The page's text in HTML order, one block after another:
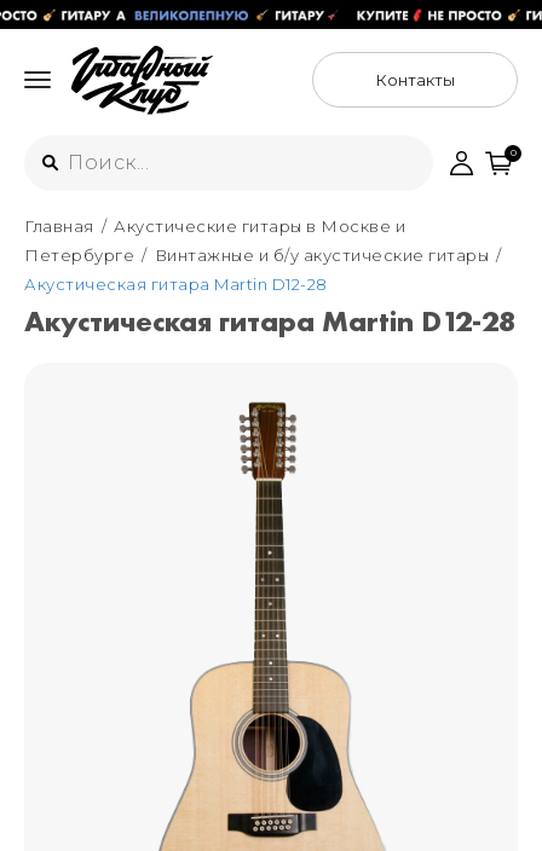
Контакты
Интернет-магазин
+7 (925) 125-54-44
Москва
+7 (925) 176-55-65
ул. Гороховая 49Б, "SENO"
Мастерские
+7 (925) 879-85-35
Санкт-Петербург
+7 (999) 213-51-93
0
Главная
Акустические гитары в Москве и
Петербурге
Винтажные и б/у акустические гитары
Акустическая гитара Martin D12-28
Акустическая гитара Martin D12-28